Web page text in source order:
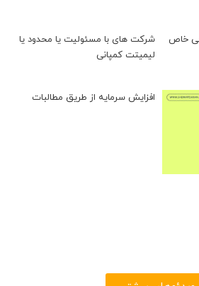
خاص
شرکت های با مسئولیت یا محدود یا
لیمیتت کمپانی
افزایش سرمایه از طریق مطالبات